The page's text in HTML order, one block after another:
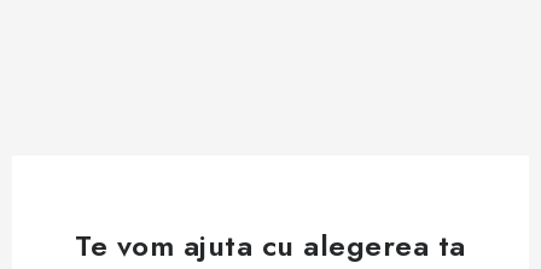
Te vom ajuta cu alegerea ta